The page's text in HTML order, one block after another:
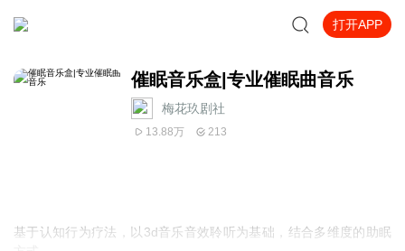
打开APP
催眠音乐盒|专业催眠曲音乐
梅花玖剧社
13.88万 213
基于认知行为疗法，以3d音乐音效聆听为基础，结合多维度的助眠